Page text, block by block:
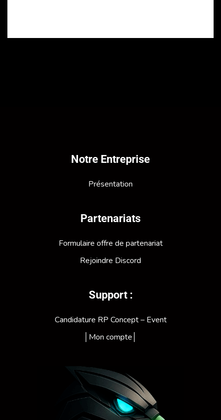
Notre Entreprise
Présentation
Partenariats
Formulaire offre de partenariat
Rejoindre Discord
Support :
Candidature RP Concept – Event
│Mon compte│